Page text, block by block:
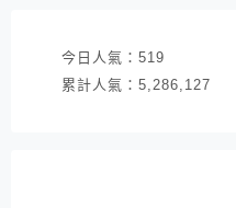
今日人氣： 519
累計人氣： 5,286,127